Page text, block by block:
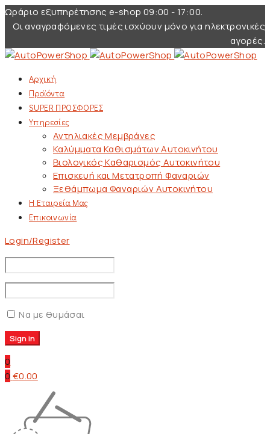
Ωράριο εξυπηρέτησης e-shop 09:00 - 17:00.
Οι αναγραφόμενες τιμές ισχύουν μόνο για ηλεκτρονικές
αγορές.
Αρχική
Προϊόντα
SUPER ΠΡΟΣΦΟΡΕΣ
Υπηρεσίες
Αντηλιακές Μεμβράνες
Καλύμματα Καθισμάτων Αυτοκινήτου
Βιολογικός Καθαρισμός Αυτοκινήτου
Επισκευή και Μετατροπή Φαναριών
Ξεθάμπωμα Φαναριών Αυτοκινήτου
Η Εταιρεία Μας
Επικοινωνία
Login/Register
Να με θυμάσαι
0
0 €0.00